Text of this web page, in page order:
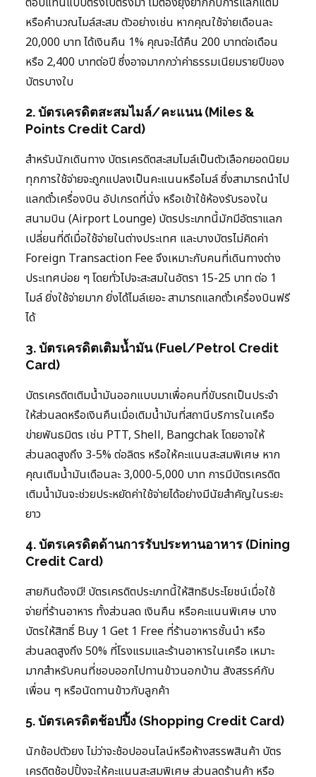
หรือคำนวณไมล์สะสม ตัวอย่างเช่น หากคุณใช้จ่ายเดือนละ
20,000 บาท ได้เงินคืน 1% คุณจะได้คืน 200 บาทต่อเดือน
หรือ 2,400 บาทต่อปี ซึ่งอาจมากกว่าค่าธรรมเนียมรายปีของ
บัตรบางใบ
2. บัตรเครดิตสะสมไมล์/คะแนน (Miles &
Points Credit Card)
สำหรับนักเดินทาง บัตรเครดิตสะสมไมล์เป็นตัวเลือกยอดนิยม
ทุกการใช้จ่ายจะถูกแปลงเป็นคะแนนหรือไมล์ ซึ่งสามารถนำไป
แลกตั๋วเครื่องบิน อัปเกรดที่นั่ง หรือเข้าใช้ห้องรับรองใน
สนามบิน (Airport Lounge) บัตรประเภทนี้มักมีอัตราแลก
เปลี่ยนที่ดีเมื่อใช้จ่ายในต่างประเทศ และบางบัตรไม่คิดค่า
Foreign Transaction Fee จึงเหมาะกับคนที่เดินทางต่าง
ประเทศบ่อย ๆ โดยทั่วไปจะสะสมในอัตรา 15-25 บาท ต่อ 1
ไมล์ ยิ่งใช้จ่ายมาก ยิ่งได้ไมล์เยอะ สามารถแลกตั๋วเครื่องบินฟรี
ได้
3. บัตรเครดิตเติมน้ำมัน (Fuel/Petrol Credit
Card)
บัตรเครดิตเติมน้ำมันออกแบบมาเพื่อคนที่ขับรถเป็นประจำ
ให้ส่วนลดหรือเงินคืนเมื่อเติมน้ำมันที่สถานีบริการในเครือ
ข่ายพันธมิตร เช่น PTT, Shell, Bangchak โดยอาจให้
ส่วนลดสูงถึง 3-5% ต่อลิตร หรือให้คะแนนสะสมพิเศษ หาก
คุณเติมน้ำมันเดือนละ 3,000-5,000 บาท การมีบัตรเครดิต
เติมน้ำมันจะช่วยประหยัดค่าใช้จ่ายได้อย่างมีนัยสำคัญในระยะ
ยาว
4. บัตรเครดิตด้านการรับประทานอาหาร (Dining
Credit Card)
สายกินต้องมี! บัตรเครดิตประเภทนี้ให้สิทธิประโยชน์เมื่อใช้
จ่ายที่ร้านอาหาร ทั้งส่วนลด เงินคืน หรือคะแนนพิเศษ บาง
บัตรให้สิทธิ์ Buy 1 Get 1 Free ที่ร้านอาหารชั้นนำ หรือ
ส่วนลดสูงถึง 50% ที่โรงแรมและร้านอาหารในเครือ เหมาะ
มากสำหรับคนที่ชอบออกไปทานข้าวนอกบ้าน สังสรรค์กับ
เพื่อน ๆ หรือนัดทานข้าวกับลูกค้า
5. บัตรเครดิตช้อปปิ้ง (Shopping Credit Card)
นักช้อปตัวยง ไม่ว่าจะช้อปออนไลน์หรือห้างสรรพสินค้า บัตร
เครดิตช้อปปิ้งจะให้คะแนนสะสมพิเศษ ส่วนลดร้านค้า หรือ